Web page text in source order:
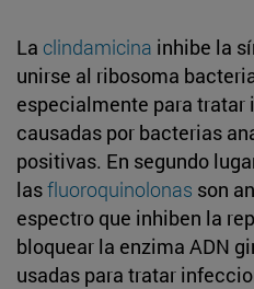
La clindamicina inhibe la
unirse al ribosoma
especialmente para tratar
causadas por bacterias
positivas. En segundo
lasfluoroquinolonas son
espectro que inhiben la
bloquear la enzima ADN
usadas para tratar